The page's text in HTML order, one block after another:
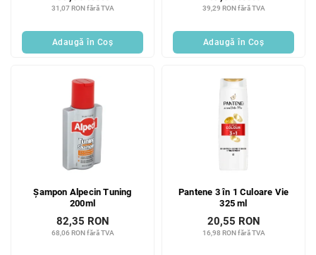
31,07 RON fără TVA
Adaugă în Coş
39,29 RON fără TVA
Adaugă în Coş
Șampon Alpecin Tuning
200ml
68,06 RON fără TVA
82,35 RON
Pantene 3 în 1 Culoare Vie
325 ml
16,98 RON fără TVA
20,55 RON